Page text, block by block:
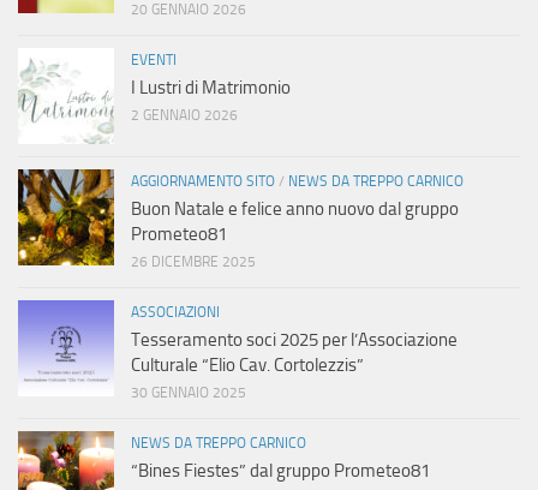
20 GENNAIO 2026
EVENTI
I Lustri di Matrimonio
2 GENNAIO 2026
AGGIORNAMENTO SITO / NEWS DA TREPPO CARNICO
Buon Natale e felice anno nuovo dal gruppo
Prometeo81
26 DICEMBRE 2025
ASSOCIAZIONI
Tesseramento soci 2025 per l’Associazione
Culturale “Elio Cav. Cortolezzis”
30 GENNAIO 2025
NEWS DA TREPPO CARNICO
“Bines Fiestes” dal gruppo Prometeo81